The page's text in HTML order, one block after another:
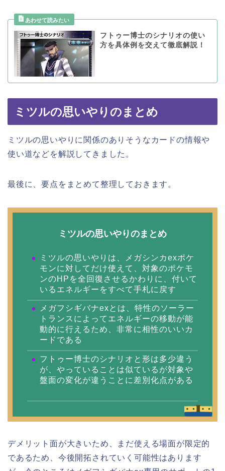
フトゥー博士のシナリオの使い
方を具体例を交えて徹底解説！
ミツルの思いやりのまとめ
ミツルの思いやりに関係のありそうなカードの情報や
使い道などを解説してきました。
最後に、要点をまとめて整理しておきます。
ミツルの思いやりのまとめ
ミツルの思いやりは、メガシンカexポケ
モンに対してだけ使えて、対象のポケモ
ンのHPを全回復させるかわりに、付いて
いるエネルギーをすべて手札に戻す
メガフシギバナexとは、特性のソーラー
トランスによってエネルギーの移動が能
動的に行えるため、非常に相性のいいカ
ードである
フトゥー博士のシナリオと形は多少違う
が、やっていることは似ているが対象や
盤面の変化が違うことに差別化点がある
デメリット面が大きいため、まだ使える場面が限定的
であるため、今後開拓されていく可能性はあります